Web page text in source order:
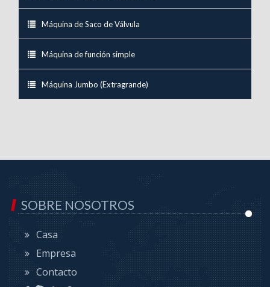
Máquina de Saco de Válvula
Máquina de función simple
Máquina Jumbo (Extragrande)
SOBRE NOSOTROS
Casa
Empresa
Contacto